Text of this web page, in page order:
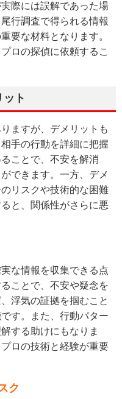
際には誤解であった場
行調査で得られる情報
要な材料となります。
ロの探偵に依頼するこ
ト
ますが、デメリットも
手の行動を詳細に把握
ことで、不安を解消
できます。一方、デメ
リスクや技術的な困難
と、関係性がさらに悪
な情報を収集できる点
ことで、不安や疑念を
浮気の証拠を掴むこと
す。また、行動パター
する助けにもなりま
ロの技術と経験が重要
ク